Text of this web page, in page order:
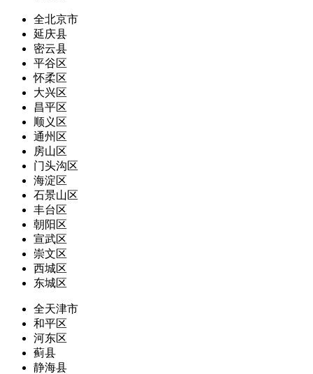
全北京市
延庆县
密云县
平谷区
怀柔区
大兴区
昌平区
顺义区
通州区
房山区
门头沟区
海淀区
石景山区
丰台区
朝阳区
宣武区
崇文区
西城区
东城区
全天津市
和平区
河东区
蓟县
静海县